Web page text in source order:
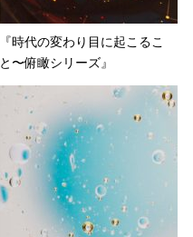
『時代の変わり目に起こるこ
と〜俯瞰シリーズ』